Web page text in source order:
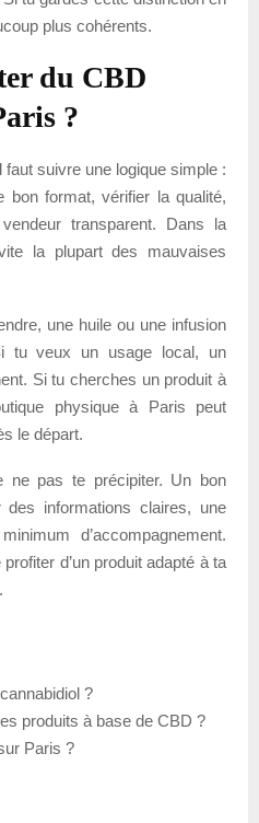
plus cohérents.
du CBD
?
suivre une logique simple :
bon format, vérifier la qualité,
transparent. Dans la
la plupart des mauvaises
une huile ou une infusion
tu veux un usage local, un
Si tu cherches un produit à
physique à Paris peut
le départ.
ne pas te précipiter. Un bon
informations claires, une
d’accompagnement.
d’un produit adapté à ta
?
produits à base de CBD ?
Paris ?